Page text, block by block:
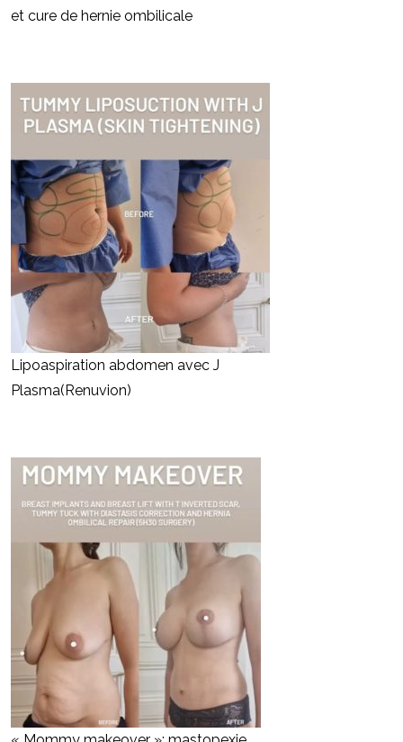
et cure de hernie ombilicale
Lipoaspiration abdomen avec J
Plasma(Renuvion)